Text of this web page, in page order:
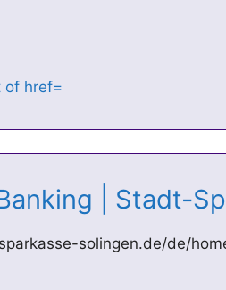
| Stadt-
solingen.de/de/